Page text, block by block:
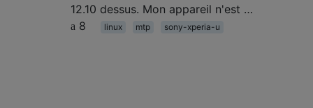
12.10 dessus. Mon appareil n'est …
8
linux mtp sony-xperia-u